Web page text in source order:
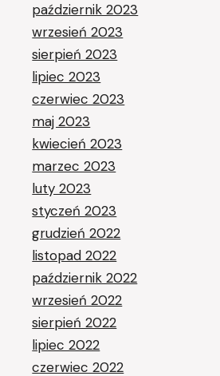
październik 2023
wrzesień 2023
sierpień 2023
lipiec 2023
czerwiec 2023
maj 2023
kwiecień 2023
marzec 2023
luty 2023
styczeń 2023
grudzień 2022
listopad 2022
październik 2022
wrzesień 2022
sierpień 2022
lipiec 2022
czerwiec 2022